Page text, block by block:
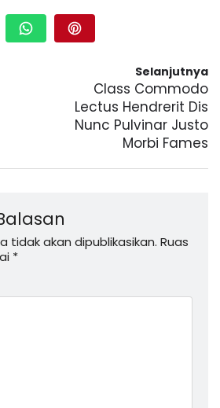
Selanjutnya
Class Commodo
Lectus Hendrerit Dis
Nunc Pulvinar Justo
Morbi Fames
tidak akan dipublikasikan. Ruas
*